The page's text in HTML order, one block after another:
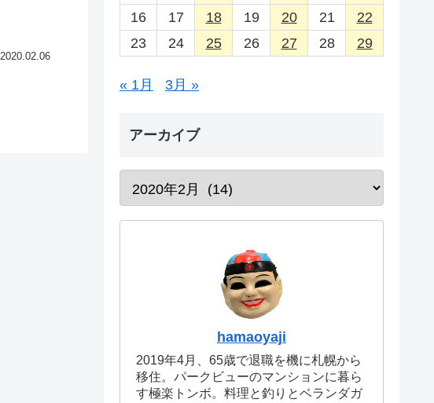
2020.02.06
16
17 18 19 20 21
22
23
24 25 26 27 28 29
« 1月 3月 »
アーカイブ
hamaoyaji
2019年4月、65歳で退職を機に札幌から
移住。パークビューのマンションに暮ら
す極楽トンボ。料理と釣りとベランダガ